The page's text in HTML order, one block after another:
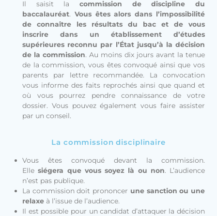
Il saisit la commission de discipline du
baccalauréat. Vous êtes alors dans l’impossibilité
de connaître les résultats du bac et de vous
inscrire dans un établissement d’études
supérieures reconnu par l’État jusqu’à la décision
de la commission. Au moins dix jours avant la tenue
de la commission, vous êtes convoqué ainsi que vos
parents par lettre recommandée. La convocation
vous informe des faits reprochés ainsi que quand et
où vous pourrez pendre connaissance de votre
dossier. Vous pouvez également vous faire assister
par un conseil.
La commission disciplinaire
Vous êtes convoqué devant la commission.
Ellesiégera que vous soyez là ou non. L’audience
n’est pas publique.
La commission doit prononcer une sanction ou une
relaxe à l’issue de l’audience.
Il est possible pour un candidat d’attaquer la décision